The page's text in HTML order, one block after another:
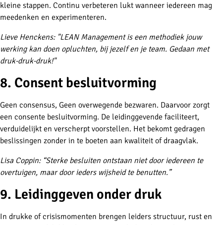
kleine stappen. Continu verbeteren lukt wanneer iedereen mag
meedenken en experimenteren.
Lieve Henckens: "LEAN Management is een methodiek jouw
werking kan doen opluchten, bij jezelf en je team. Gedaan met
druk-druk-druk!"
8. Consent besluitvorming
Geen consensus, Geen overwegende bezwaren. Daarvoor zorgt
een consente besluitvorming. De leidinggevende faciliteert,
verduidelijkt en verscherpt voorstellen. Het bekomt gedragen
beslissingen zonder in te boeten aan kwaliteit of draagvlak.
Lisa Coppin: “Sterke besluiten ontstaan niet door iedereen te
overtuigen, maar door ieders wijsheid te benutten.”
9. Leidinggeven onder druk
In drukke of crisismomenten brengen leiders structuur, rust en